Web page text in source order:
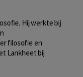
Hij werkte bij
filosofie en
Lankheet bij